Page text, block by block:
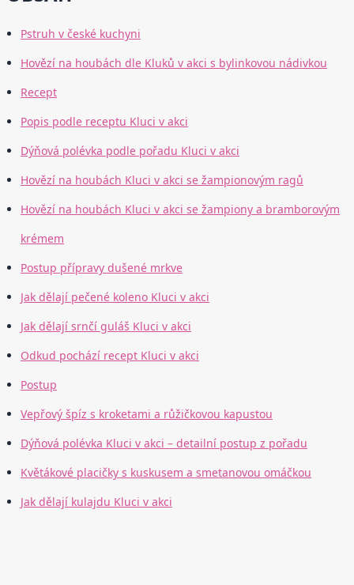
Pstruh v české kuchyni
Hovězí na houbách dle Kluků v akci s bylinkovou nádivkou
Recept
Popis podle receptu Kluci v akci
Dýňová polévka podle pořadu Kluci v akci
Hovězí na houbách Kluci v akci se žampionovým ragů
Hovězí na houbách Kluci v akci se žampiony a bramborovým
krémem
Postup přípravy dušené mrkve
Jak dělají pečené koleno Kluci v akci
Jak dělají srnčí guláš Kluci v akci
Odkud pochází recept Kluci v akci
Postup
Vepřový špíz s kroketami a růžičkovou kapustou
Dýňová polévka Kluci v akci – detailní postup z pořadu
Květákové placičky s kuskusem a smetanovou omáčkou
Jak dělají kulajdu Kluci v akci